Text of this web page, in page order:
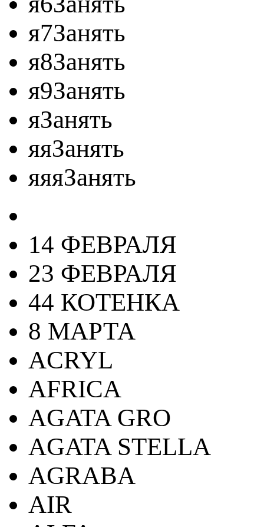
я7Занять
я8Занять
я9Занять
яЗанять
яяЗанять
яяяЗанять
14 ФЕВРАЛЯ
23 ФЕВРАЛЯ
44 КОТЕНКА
8 МАРТА
ACRYL
AFRICA
AGATA GRO
AGATA STELLA
AGRABA
AIR